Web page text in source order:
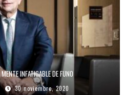
INFATIGABLE DE FUNO
30 noviembre, 2020